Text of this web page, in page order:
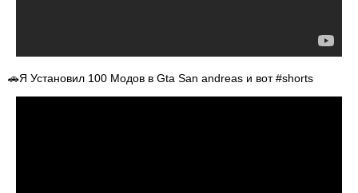
🚗Я Установил 100 Модов в Gta San andreas и вот #shorts